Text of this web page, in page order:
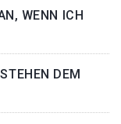
WENN ICH
DEM